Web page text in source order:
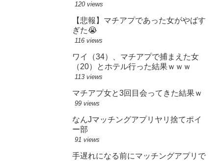
120 views
【悲報】マチアプであった女がやばす
ぎた😭
116 views
ワイ（34）、マチアプで捕まえた女
（20）とホテル行った結果ｗｗｗ
113 views
マチアプ女と3回目会ってきた結果ｗ
99 views
なんJマッチングアプリヤリ捨てポイ
ー部
91 views
手遅れになる前にマッチングアプリで